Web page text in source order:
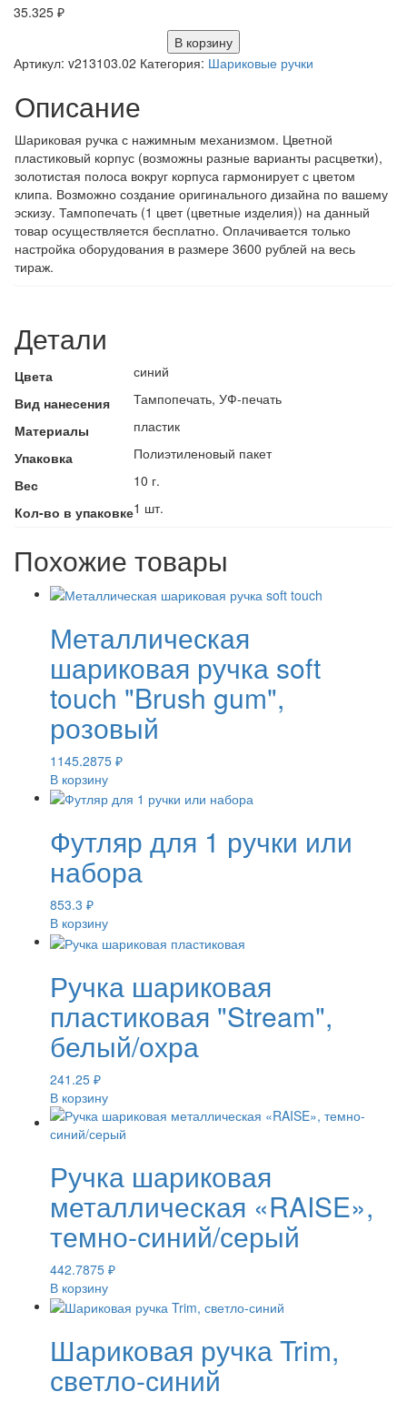
35.325 ₽
В корзину
Артикул: v213103.02 Категория: Шариковые ручки
Описание
Шариковая ручка с нажимным механизмом. Цветной
пластиковый корпус (возможны разные варианты расцветки),
золотистая полоса вокруг корпуса гармонирует с цветом
клипа. Возможно создание оригинального дизайна по вашему
эскизу. Тампопечать (1 цвет (цветные изделия)) на данный
товар осуществляется бесплатно. Оплачивается только
настройка оборудования в размере 3600 рублей на весь
тираж.
Детали
Цвета
синий
Вид нанесения
Тампопечать, УФ-печать
Материалы
пластик
Упаковка
Полиэтиленовый пакет
Вес
10 г.
Кол-во в упаковке1 шт.
Похожие товары
Металлическая
шариковая ручка soft
touch "Brush gum",
розовый
1145.2875 ₽
В корзину
Футляр для 1 ручки или
набора
853.3 ₽
В корзину
Ручка шариковая
пластиковая "Stream",
белый/охра
241.25 ₽
В корзину
Ручка шариковая
металлическая «RAISE»,
темно-синий/серый
442.7875 ₽
В корзину
Шариковая ручка Trim,
светло-синий